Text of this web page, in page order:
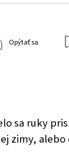
Opýtať sa
sa ruky
zimy,